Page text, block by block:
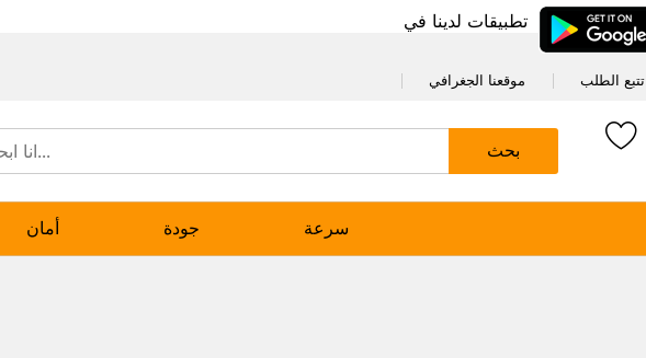
تطبيقات لدينا في
موقعنا الجغرافي تتبع الطلب
بحث
أمان جودة سرعة